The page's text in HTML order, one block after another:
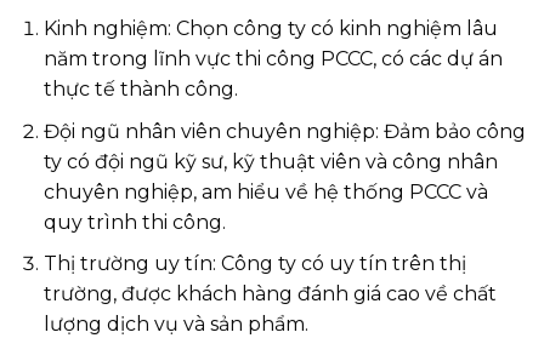
Kinh nghiệm: Chọn công ty có kinh nghiệm lâu
năm trong lĩnh vực thi công PCCC, có các dự án
thực tế thành công.
Đội ngũ nhân viên chuyên nghiệp: Đảm bảo công
ty có đội ngũ kỹ sư, kỹ thuật viên và công nhân
chuyên nghiệp, am hiểu về hệ thống PCCC và
quy trình thi công.
Thị trường uy tín: Công ty có uy tín trên thị
trường, được khách hàng đánh giá cao về chất
lượng dịch vụ và sản phẩm.